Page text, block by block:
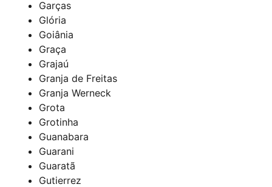
Garças
Glória
Goiânia
Graça
Grajaú
Granja de Freitas
Granja Werneck
Grota
Grotinha
Guanabara
Guarani
Guaratã
Gutierrez